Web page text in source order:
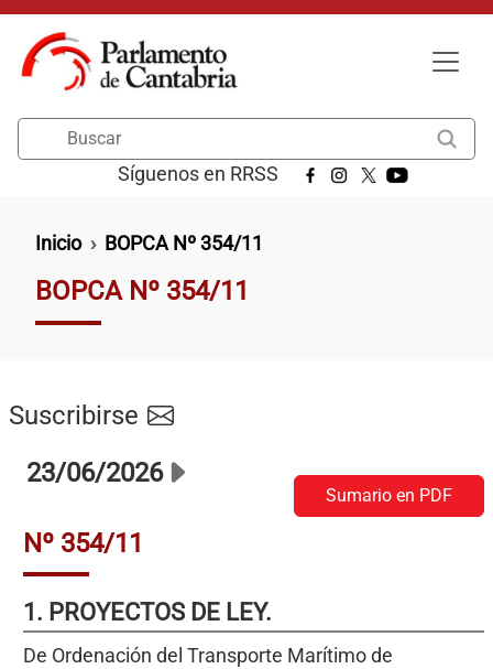
Pasar al contenido principal
Síguenos en RRSS
Ruta de navegación
Inicio BOPCA Nº 354/11
BOPCA Nº 354/11
Suscribirse
23/06/2026
Nº 354/11
Sumario en PDF
1. PROYECTOS DE LEY.
De Ordenación del Transporte Marítimo de